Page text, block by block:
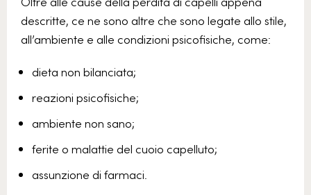
descritte, ce ne sono altre che sono legate allo stile,
all’ambiente e alle condizioni psicofisiche, come:
dieta non bilanciata;
reazioni psicofisiche;
ambiente non sano;
ferite o malattie del cuoio capelluto;
assunzione di farmaci.